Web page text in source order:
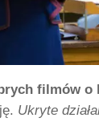
filmów o
Ukryte